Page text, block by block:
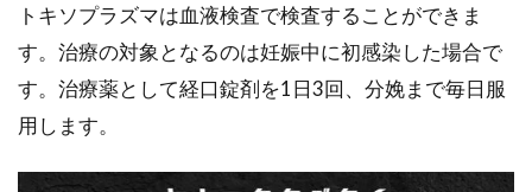
トキソプラズマは血液検査で検査することができま
す。治療の対象となるのは妊娠中に初感染した場合で
す。治療薬として経口錠剤を1日3回、分娩まで毎日服
用します。